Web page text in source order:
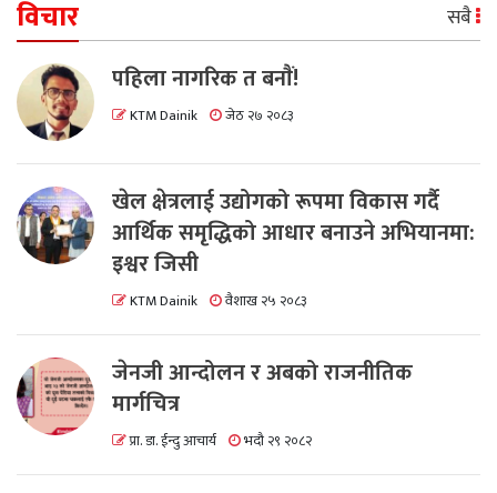
विचार सबै
पहिला नागरिक त बनाैं!
KTM Dainik जेठ २७ २०८३
खेल क्षेत्रलाई उद्योगको रूपमा विकास गर्दै
आर्थिक समृद्धिको आधार बनाउने अभियानमा:
इश्वर जिसी
KTM Dainik वैशाख २५ २०८३
जेनजी आन्दोलन र अबको राजनीतिक
मार्गचित्र
प्रा. डा. ईन्दु आचार्य भदौ २९ २०८२